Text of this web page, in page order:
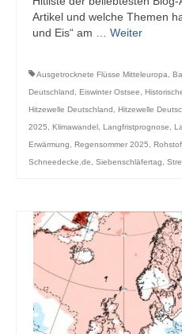
Artikel und welche Themen
und Eis“ am … Weiter
Ausgetrocknete Flüsse Mitteleuropa
Deutschland
Eiswinter Ostsee
Hitzewelle Deutschland
Hitzewelle
2025
Klimawandel Langfristprognose
Erwärmung
Regensommer 2025
Schneedecke.de
Siebenschläfertag